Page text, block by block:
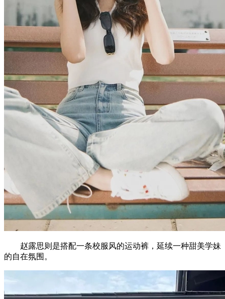
赵露思则是搭配一条校服风的运动裤，延续一种甜美学妹
的自在氛围。